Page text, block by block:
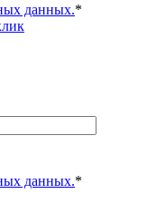
данных.*
данных.*